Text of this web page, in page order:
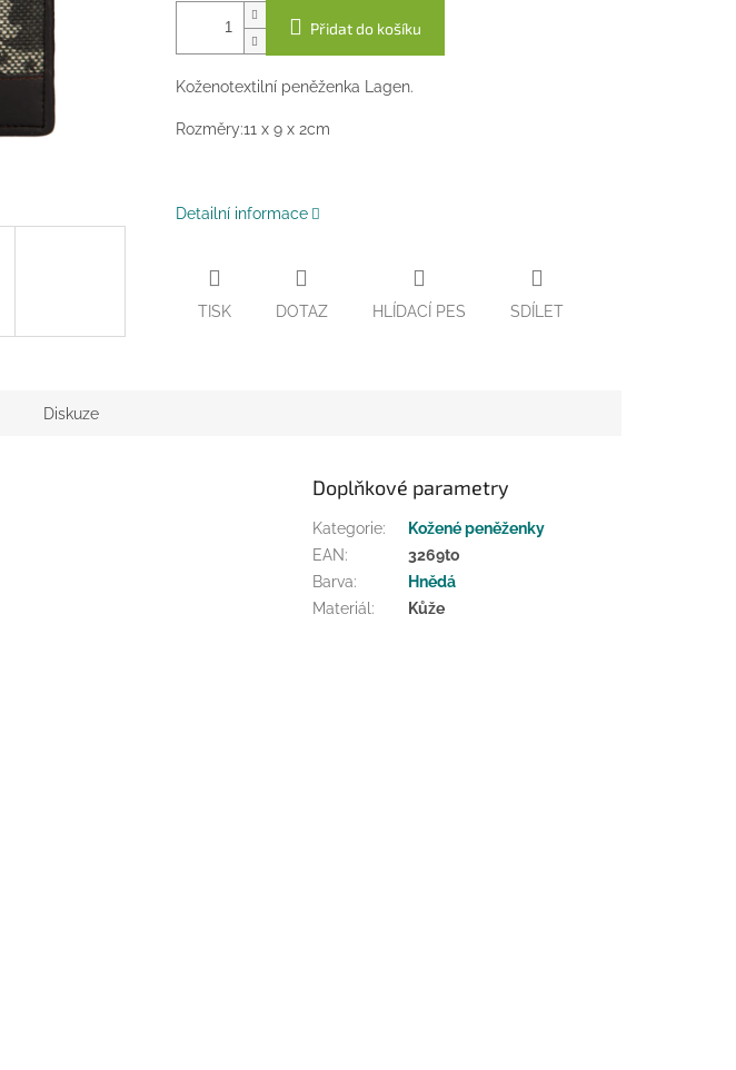
Přidat do košíku
Koženotextilní peněženka Lagen.
Rozměry:11 x 9 x 2cm
Detailní informace
TISK DOTAZ HLÍDACÍ PES SDÍLET
Diskuze
Doplňkové parametry
Kategorie:
Kožené peněženky
EAN:
3269to
Barva:
Hnědá
Materiál: Kůže